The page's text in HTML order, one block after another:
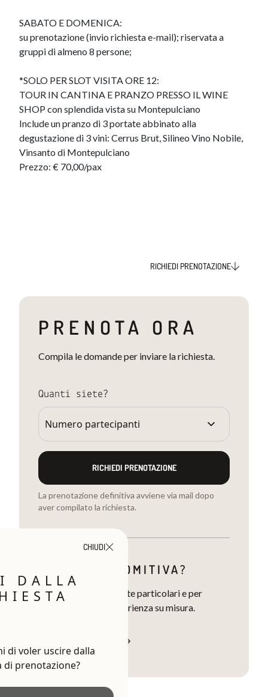
SABATO E DOMENICA:
su prenotazione (invio richiesta e-mail); riservata a
gruppi di almeno 8 persone;
*SOLO PER SLOT VISITA ORE 12:
TOUR IN CANTINA E PRANZO PRESSO IL WINE
SHOP con splendida vista su Montepulciano
Include un pranzo di 3 portate abbinato alla
degustazione di 3 vini: Cerrus Brut, Silìneo Vino Nobile,
Vinsanto di Montepulciano
Prezzo: € 70,00/pax
RICHIEDI PRENOTAZIONE
PRENOTA ORA
Compila le domande per inviare la richiesta.
Quanti siete?
RICHIEDI PRENOTAZIONE
La prenotazione definitiva avviene via mail dopo
aver compilato la richiesta.
SIETE UNA COMITIVA?
Contattaci per richieste particolari e per
progettare la tua esperienza su misura.
CHIUDI
DALLA
di voler uscire dalla
di prenotazione?